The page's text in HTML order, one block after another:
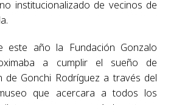
institucionalizado de vecinos de
año la Fundación Gonzalo
a cumplir el sueño de
de Gonchi Rodríguez a través del
que acercara a todos los